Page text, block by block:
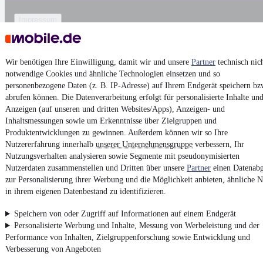
Wir benötigen Ihre Einwilligung, damit wir und unsere Partner technisch
notwendige Cookies und ähnliche Technologien einsetzen und so
personenbezogene Daten (z. B. IP-Adresse) auf Ihrem Endgerät speichern
abrufen können. Die Datenverarbeitung erfolgt für personalisierte Inhalte und
Anzeigen (auf unseren und dritten Websites/Apps), Anzeigen- und
Inhaltsmessungen sowie um Erkenntnisse über Zielgruppen und
Produktentwicklungen zu gewinnen. Außerdem können wir so Ihre
Nutzererfahrung innerhalb unserer Unternehmensgruppe verbessern, Ihr
Nutzungsverhalten analysieren sowie Segmente mit pseudonymisierten
Nutzerdaten zusammenstellen und Dritten über unsere Partner einen
zur Personalisierung ihrer Werbung und die Möglichkeit anbieten, ähnliche
in ihrem eigenen Datenbestand zu identifizieren.
Speichern von oder Zugriff auf Informationen auf einem Endgerät
Personalisierte Werbung und Inhalte, Messung von Werbeleistung und der
Performance von Inhalten, Zielgruppenforschung sowie Entwicklung und
Verbesserung von Angeboten
AGB
Datenschutz
Datenschutzeinstellungen
Erklärung zur Barrierefreiheit
Report Security Vulnerability (English)
Powered by
Entdecke Kleinwagen,SUVundWohnmobile